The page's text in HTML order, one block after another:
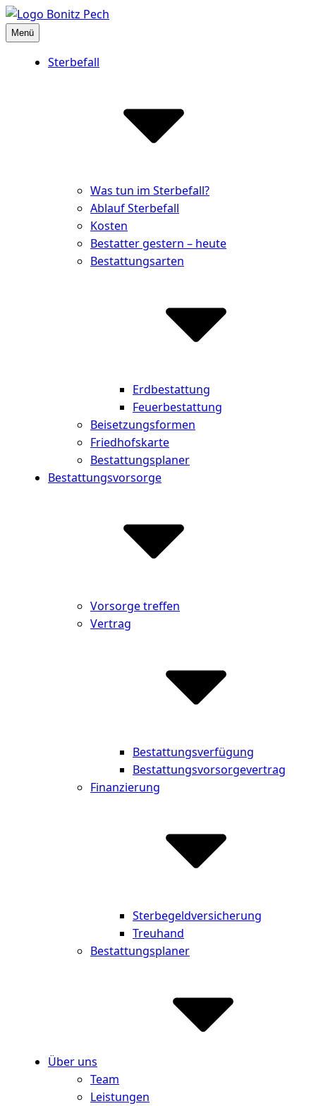
Inhalte
überspringen
Bestattungshaus Bonitz Pech
Partner der Hinterbliebenen
Menü
Sterbefall
Was tun im Sterbefall?
Ablauf Sterbefall
Kosten
Bestatter gestern – heute
Bestattungsarten
Erdbestattung
Feuerbestattung
Beisetzungsformen
Friedhofskarte
Bestattungsplaner
Bestattungsvorsorge
Vorsorge treffen
Vertrag
Bestattungsverfügung
Bestattungsvorsorgevertrag
Finanzierung
Sterbegeldversicherung
Treuhand
Bestattungsplaner
Über uns
Team
Leistungen